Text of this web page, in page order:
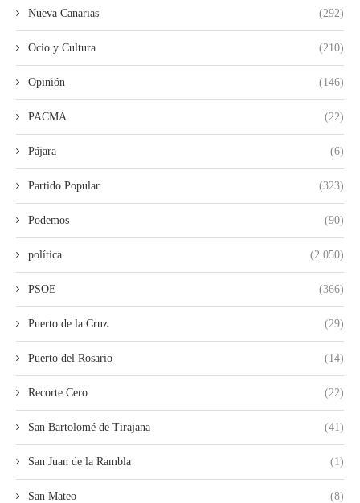
Nueva Canarias (292)
Ocio y Cultura (210)
Opinión (146)
PACMA (22)
Pájara (6)
Partido Popular (323)
Podemos (90)
política (2.050)
PSOE (366)
Puerto de la Cruz (29)
Puerto del Rosario (14)
Recorte Cero (22)
San Bartolomé de Tirajana (41)
San Juan de la Rambla (1)
San Mateo (8)